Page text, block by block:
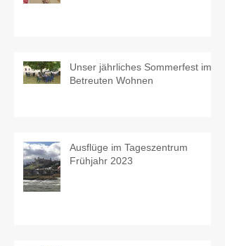
Unser jährliches Sommerfest im
Betreuten Wohnen
Ausflüge im Tageszentrum
Frühjahr 2023